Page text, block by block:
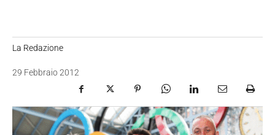
La Redazione
29 Febbraio 2012